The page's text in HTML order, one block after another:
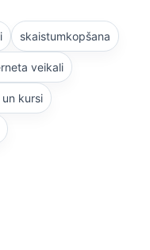
skaistumkopšana
veikali
kursi